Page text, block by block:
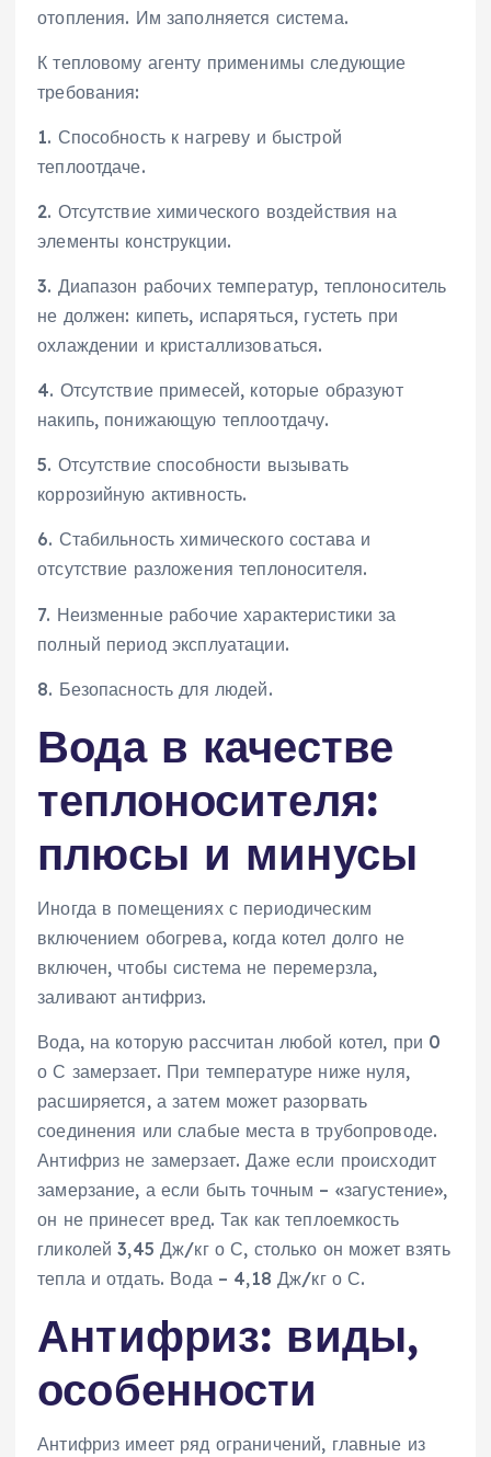
отопления. Им заполняется система.
К тепловому агенту применимы следующие
требования:
1. Способность к нагреву и быстрой
теплоотдаче.
2. Отсутствие химического воздействия на
элементы конструкции.
3. Диапазон рабочих температур, теплоноситель
не должен: кипеть, испаряться, густеть при
охлаждении и кристаллизоваться.
4. Отсутствие примесей, которые образуют
накипь, понижающую теплоотдачу.
5. Отсутствие способности вызывать
коррозийную активность.
6. Стабильность химического состава и
отсутствие разложения теплоносителя.
7. Неизменные рабочие характеристики за
полный период эксплуатации.
8. Безопасность для людей.
Вода в качестве
теплоносителя:
плюсы и минусы
Иногда в помещениях с периодическим
включением обогрева, когда котел долго не
включен, чтобы система не перемерзла,
заливают антифриз.
Вода, на которую рассчитан любой котел, при 0
о С замерзает. При температуре ниже нуля,
расширяется, а затем может разорвать
соединения или слабые места в трубопроводе.
Антифриз не замерзает. Даже если происходит
замерзание, а если быть точным – «загустение»,
он не принесет вред. Так как теплоемкость
гликолей 3,45 Дж/кг о С, столько он может взять
тепла и отдать. Вода – 4,18 Дж/кг о С.
Антифриз: виды,
особенности
Антифриз имеет ряд ограничений, главные из